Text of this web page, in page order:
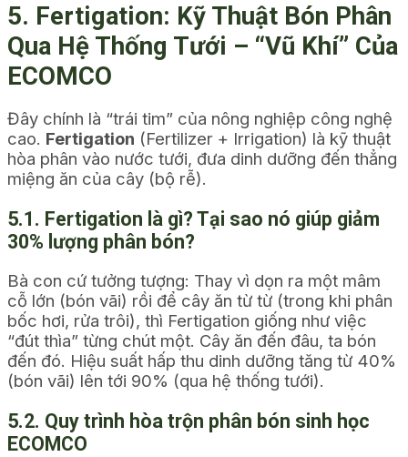
5. Fertigation: Kỹ Thuật Bón Phân
Qua Hệ Thống Tưới – “Vũ Khí” Của
ECOMCO
Đây chính là “trái tim” của nông nghiệp công nghệ
cao. Fertigation (Fertilizer + Irrigation) là kỹ thuật
hòa phân vào nước tưới, đưa dinh dưỡng đến thẳng
miệng ăn của cây (bộ rễ).
5.1. Fertigation là gì? Tại sao nó giúp giảm
30% lượng phân bón?
Bà con cứ tưởng tượng: Thay vì dọn ra một mâm
cỗ lớn (bón vãi) rồi để cây ăn từ từ (trong khi phân
bốc hơi, rửa trôi), thì Fertigation giống như việc
“đút thìa” từng chút một. Cây ăn đến đâu, ta bón
đến đó. Hiệu suất hấp thu dinh dưỡng tăng từ 40%
(bón vãi) lên tới 90% (qua hệ thống tưới).
5.2. Quy trình hòa trộn phân bón sinh học
ECOMCO